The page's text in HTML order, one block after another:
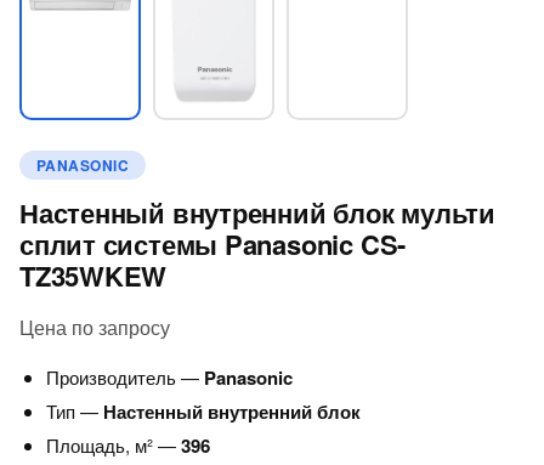
PANASONIC
Настенный внутренний блок мульти
сплит системы Panasonic CS-
TZ35WKEW
Цена по запросу
Производитель — Panasonic
Тип — Настенный внутренний блок
Площадь, м² —396